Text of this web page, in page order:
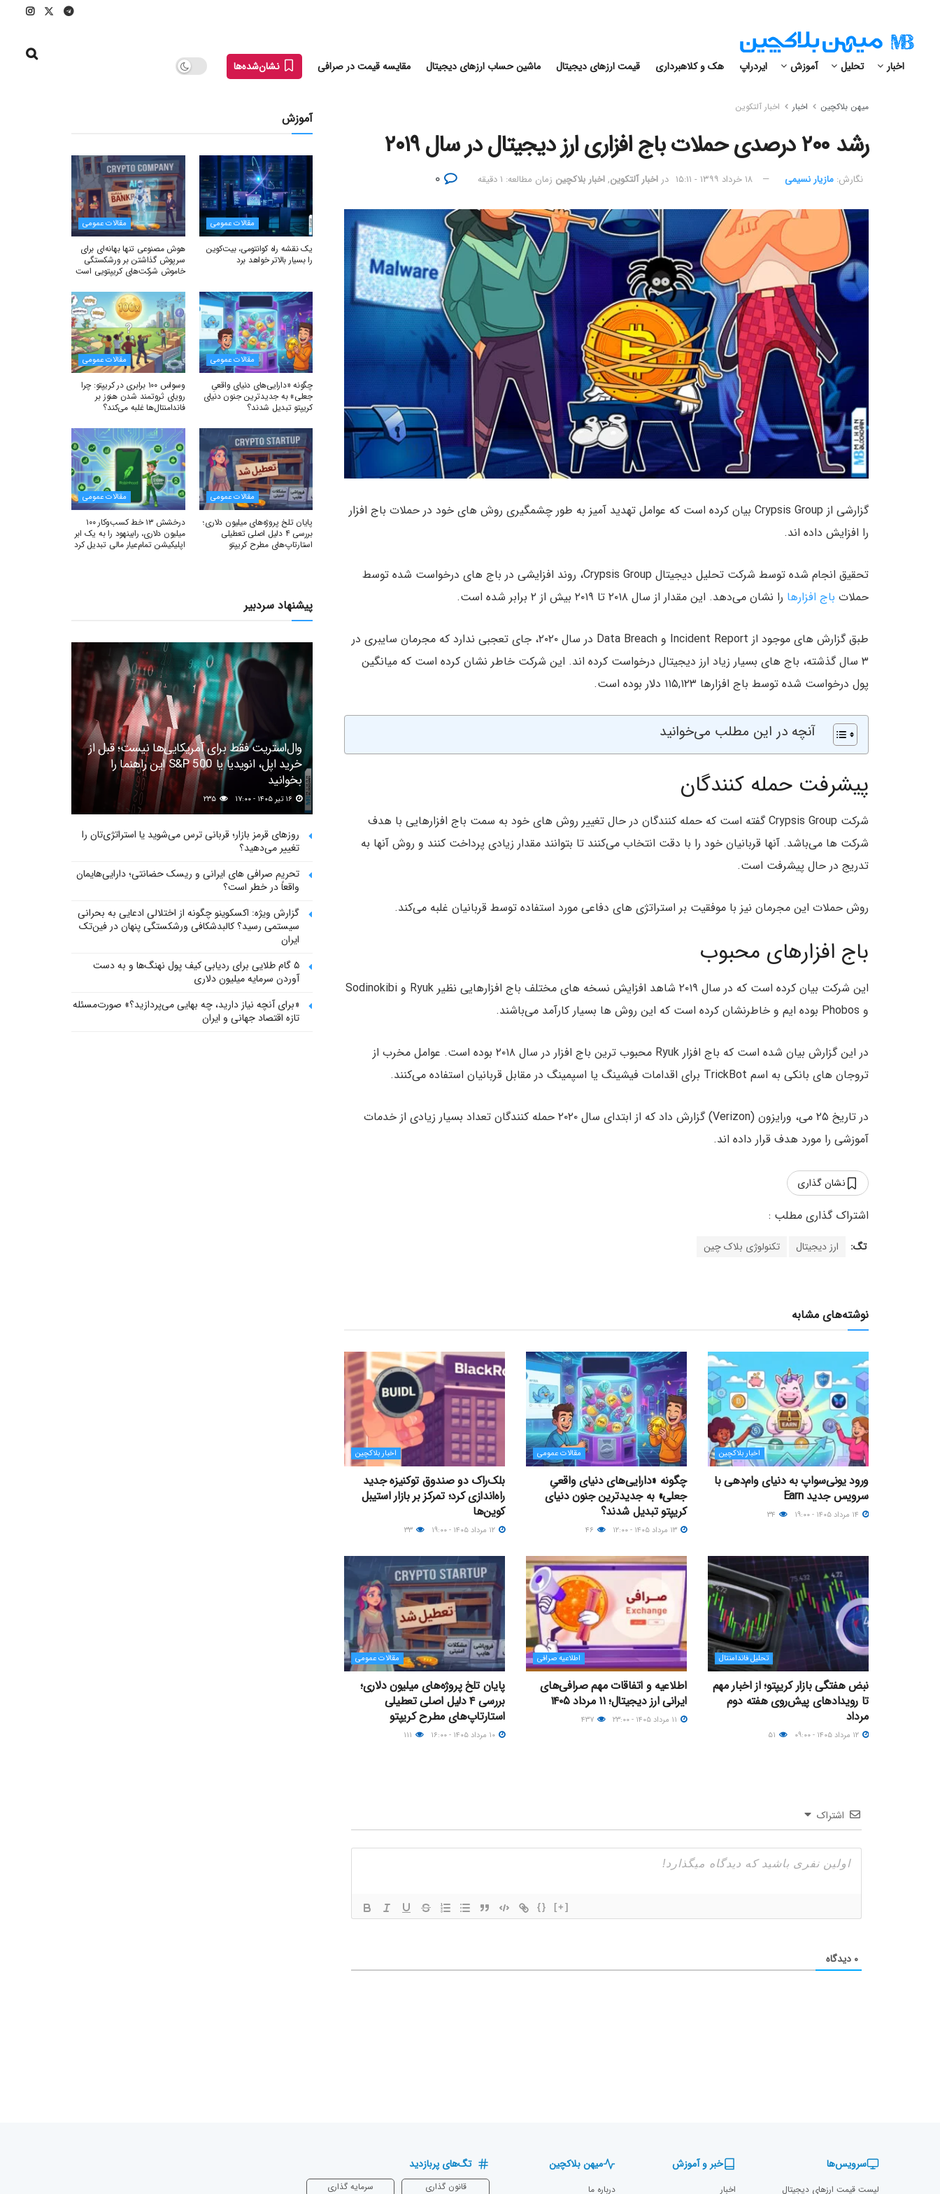
اخبار تحلیل آموزش ایردراپ هک و کلاهبرداری قیمت ارزهای دیجیتال ماشین حساب ارزهای دیجیتال مقایسه قیمت در صرافی نشان‌شده‌ها
میهن بلاکچین اخبار اخبار آلتکوین
رشد ۲۰۰ درصدی حملات باج افزاری ارز دیجیتال در سال ۲۰۱۹
نگارش:‌ مازیار نسیمی ۱۸ خرداد ۱۳۹۹ - ۱۵:۱۱ در اخبار آلتکوین,اخبار بلاکچین زمان مطالعه: ۱ دقیقه
گزارشی از Crypsis Group بیان کرده است که عوامل تهدید آمیز به طور چشمگیری روش های خود در حملات باج افزار
را افزایش داده اند.
تحقیق انجام شده توسط شرکت تحلیل دیجیتال Crypsis Group، روند افزایشی در باج های درخواست شده توسط
حملات باج افزارها را نشان می‌دهد. این مقدار از سال ۲۰۱۸ تا ۲۰۱۹ بیش از ۲ برابر شده است.
طبق گزارش های موجود از Incident Report و Data Breach در سال ۲۰۲۰، جای تعجبی ندارد که مجرمان سایبری در
۳ سال گذشته، باج های بسیار زیاد ارز دیجیتال درخواست کرده اند. این شرکت خاطر نشان کرده است که میانگین
پول درخواست شده توسط باج افزارها ۱۱۵,۱۲۳ دلار بوده است.
آنچه در این مطلب می‌خوانید
پیشرفت حمله کنندگان
شرکت Crypsis Group گفته است که حمله کنندگان در حال تغییر روش های خود به سمت باج افزارهایی با هدف
شرکت ها می‌باشد. آنها قربانیان خود را با دقت انتخاب می‌کنند تا بتوانند مقدار زیادی پرداخت کنند و روش آنها به
تدریج در حال پیشرفت است.
روش حملات این مجرمان نیز با موفقیت بر استراتژی های دفاعی مورد استفاده توسط قربانیان غلبه می‌کند.
باج افزارهای محبوب
این شرکت بیان کرده است که در سال ۲۰۱۹ شاهد افزایش نسخه های مختلف باج افزارهایی نظیر Ryuk و Sodinokibi
و Phobos بوده ایم و خاطرنشان کرده است که این روش ها بسیار کارآمد می‌باشند.
در این گزارش بیان شده است که باج افزار Ryuk محبوب ترین باج افزار در سال ۲۰۱۸ بوده است. عوامل مخرب از
تروجان های بانکی به اسم TrickBot برای اقدامات فیشینگ یا اسپمینگ در مقابل قربانیان استفاده می‌کنند.
در تاریخ ۲۵ می، ورایزون (Verizon) گزارش داد که از ابتدای سال ۲۰۲۰ حمله کنندگان تعداد بسیار زیادی از خدمات
آموزشی را مورد هدف قرار داده اند.
نشان گذاری
تگ: ارز دیجیتال تکنولوژی بلاک چین
نوشته‌های مشابه
اخبار بلاکچین
ورود یونی‌سواپ به دنیای وام‌دهی با
سرویس جدید Earn
مقالات عمومی
چگونه «دارایی‌های دنیای واقعیِ
جعلی» به جدیدترین جنون دنیای
کریپتو تبدیل شدند؟
اخبار بلاکچین
بلک‌راک دو صندوق توکنیزه جدید
راه‌اندازی کرد؛ تمرکز بر بازار استیبل
کوین‌ها
تحلیل فاندامنتال
نبض هفتگی بازار کریپتو؛ از اخبار مهم
تا رویدادهای پیش‌روی هفته دوم
مرداد
اطلاعیه صرافی
اطلاعیه و اتفاقات مهم صرافی‌های
ایرانی ارز دیجیتال؛ ۱۱ مرداد ۱۴۰۵
مقالات عمومی
پایان تلخ پروژه‌های میلیون دلاری؛
بررسی ۴ دلیل اصلی تعطیلی
استارتاپ‌های مطرح کریپتو
اشتراک
{} [+]
۰ دیدگاه
آموزش
مقالات عمومی
یک نقشه راه کوانتومی، بیت‌کوین
را بسیار بالاتر خواهد برد
مقالات عمومی
هوش مصنوعی تنها بهانه‌ای برای
سرپوش گذاشتن بر ورشکستگی
خاموش شرکت‌های کریپتویی است
مقالات عمومی
چگونه «دارایی‌های دنیای واقعیِ
جعلی» به جدیدترین جنون دنیای
کریپتو تبدیل شدند؟
مقالات عمومی
وسواس ۱۰۰ برابری در کریپتو: چرا
رویای ثروتمند شدن هنوز بر
فاندامنتال‌ها غلبه می‌کند؟
مقالات عمومی
پایان تلخ پروژه‌های میلیون دلاری؛
بررسی ۴ دلیل اصلی تعطیلی
استارتاپ‌های مطرح کریپتو
مقالات عمومی
درخشش ۱۳ خط کسب‌وکار ۱۰۰
میلیون دلاری، رابینهود را به یک ابر
اپلیکیشن تمام‌عیار مالی تبدیل کرد
پیشنهاد سردبیر
وال‌استریت فقط برای آمریکایی‌ها نیست؛ قبل از
خرید اپل، انویدیا یا S&P 500 این راهنما را
بخوانید
روزهای قرمز بازار؛ قربانی ترس می‌شوید یا استراتژی‌تان را
تغییر می‌دهید؟
تحریم صرافی های ایرانی و ریسک حضانتی؛ دارایی‌هایمان
واقعاً در خطر است؟
گزارش ویژه: اکسکوینو چگونه از اختلالی ادعایی به بحرانی
سیستمی رسید؟ کالبدشکافی ورشکستگی پنهان در فین‌تک
ایران
۵ گام طلایی برای ردیابی کیف پول‌ نهنگ‌ها و به دست
آوردن سرمایه میلیون دلاری
«برای آنچه نیاز دارید، چه بهایی می‌پردازید؟» صورت‌مسئله
تازه اقتصاد جهانی و ایران
سرویس‌ها
لیست قیمت ارزهای دیجیتال
خبر و آموزش
اخبار
میهن بلاکچین
درباره ما
تگ‌های پربازدید
قانون گذاری سرمایه‌ گذاری